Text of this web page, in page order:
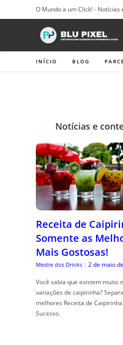
para
O Mundo a um Click! -
INÍCIO BLOG
Notícias e
Receita de
Somente as
Mais Gostosas!
Mestre dos Drinks | 2 de maio
Você sabia que existem muito
variações de caipirinha?
melhores Receita de
Sucesso.